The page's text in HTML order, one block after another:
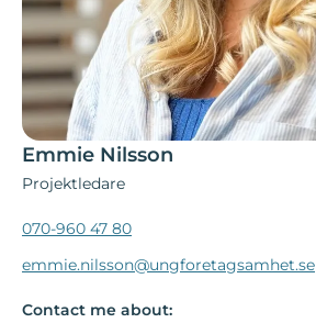
Emmie Nilsson
Projektledare
070-960 47 80
emmie.nilsson@ungforetagsamhet.se
Contact me about: